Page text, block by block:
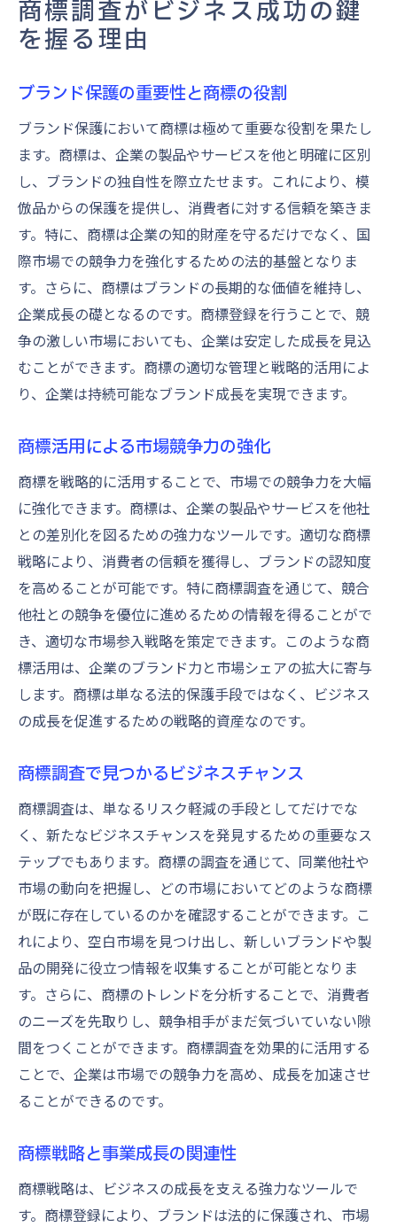
商標調査がビジネス成功の鍵
を握る理由
ブランド保護の重要性と商標の役割
ブランド保護において商標は極めて重要な役割を果たし
ます。商標は、企業の製品やサービスを他と明確に区別
し、ブランドの独自性を際立たせます。これにより、模
倣品からの保護を提供し、消費者に対する信頼を築きま
す。特に、商標は企業の知的財産を守るだけでなく、国
際市場での競争力を強化するための法的基盤となりま
す。さらに、商標はブランドの長期的な価値を維持し、
企業成長の礎となるのです。商標登録を行うことで、競
争の激しい市場においても、企業は安定した成長を見込
むことができます。商標の適切な管理と戦略的活用によ
り、企業は持続可能なブランド成長を実現できます。
商標活用による市場競争力の強化
商標を戦略的に活用することで、市場での競争力を大幅
に強化できます。商標は、企業の製品やサービスを他社
との差別化を図るための強力なツールです。適切な商標
戦略により、消費者の信頼を獲得し、ブランドの認知度
を高めることが可能です。特に商標調査を通じて、競合
他社との競争を優位に進めるための情報を得ることがで
き、適切な市場参入戦略を策定できます。このような商
標活用は、企業のブランド力と市場シェアの拡大に寄与
します。商標は単なる法的保護手段ではなく、ビジネス
の成長を促進するための戦略的資産なのです。
商標調査で見つかるビジネスチャンス
商標調査は、単なるリスク軽減の手段としてだけでな
く、新たなビジネスチャンスを発見するための重要なス
テップでもあります。商標の調査を通じて、同業他社や
市場の動向を把握し、どの市場においてどのような商標
が既に存在しているのかを確認することができます。こ
れにより、空白市場を見つけ出し、新しいブランドや製
品の開発に役立つ情報を収集することが可能となりま
す。さらに、商標のトレンドを分析することで、消費者
のニーズを先取りし、競争相手がまだ気づいていない隙
間をつくことができます。商標調査を効果的に活用する
ことで、企業は市場での競争力を高め、成長を加速させ
ることができるのです。
商標戦略と事業成長の関連性
商標戦略は、ビジネスの成長を支える強力なツールで
す。商標登録により、ブランドは法的に保護され、市場